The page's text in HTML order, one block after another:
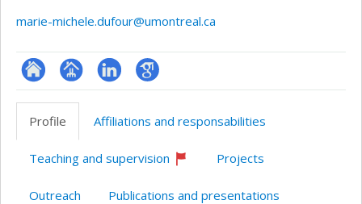
marie-michele.dufour@umontreal.ca
ResearchGate
Page
(faculté,département,école)
LinkedInGoogle
Profile Affiliations and responsabilities
Teaching and supervision
recruiting
Projects
Outreach Publications and presentations